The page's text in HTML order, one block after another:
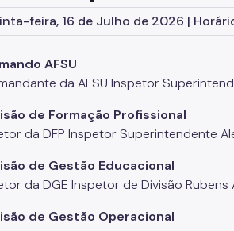
feira, 16 de Julho de 2026 |
AFSU
da AFSU Inspetor
de Formação Profissional
da DFP Inspetor Superintendente
de Gestão Educacional
da DGE Inspetor de Divisão Rubens
de Gestão Operacional